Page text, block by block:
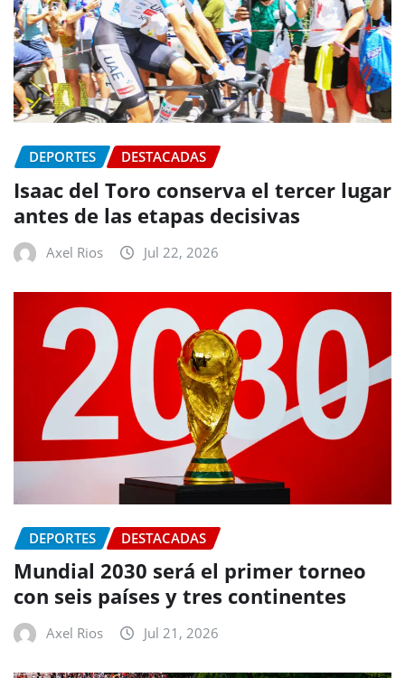
DEPORTES DESTACADAS
Isaac del Toro conserva el tercer lugar
antes de las etapas decisivas
Axel Rios Jul 22, 2026
DEPORTES DESTACADAS
Mundial 2030 será el primer torneo
con seis países y tres continentes
Axel Rios Jul 21, 2026